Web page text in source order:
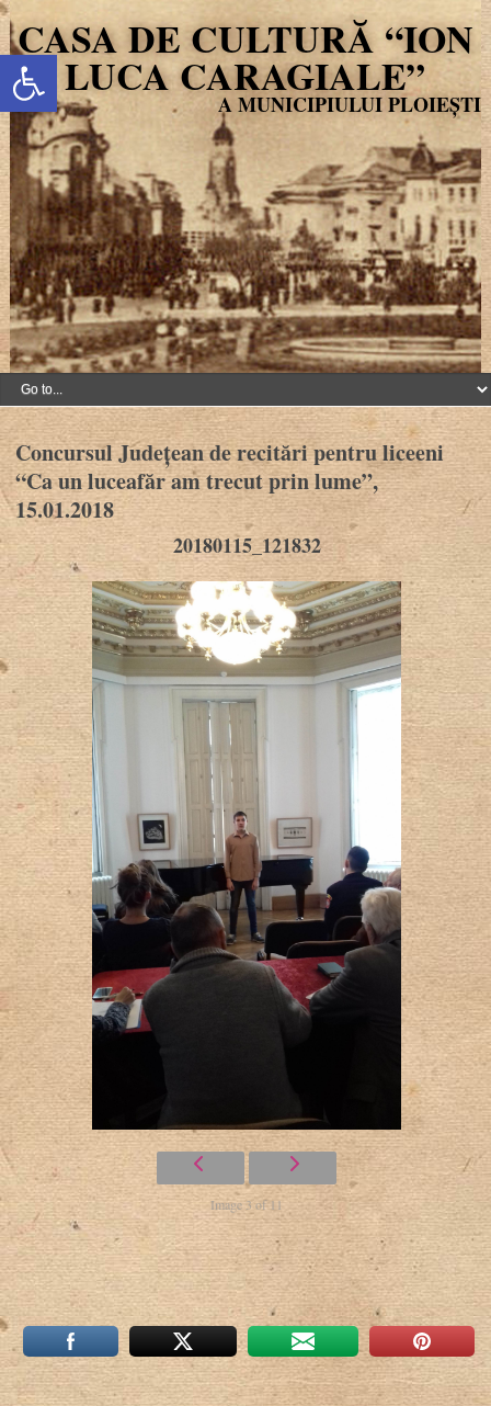
Deschide bara de unelte
CASA DE CULTURĂ “ION
LUCA CARAGIALE”
Concursul Județean de recitări pentru liceeni
“Ca un luceafăr am trecut prin lume”,
15.01.2018
20180115_121832
Image 3 of 11